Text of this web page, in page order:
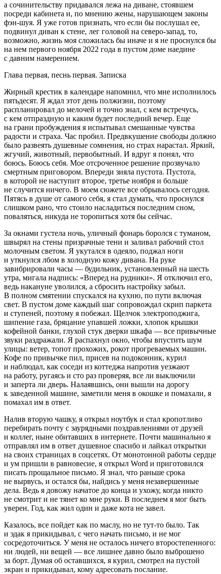
а сочинительству придавался лежа на диване, стоявшем
посреди кабинета и, по мнению жены, нарушающем законы
фэн-шуя. Я уже готов признать, что если бы послушал ее,
подвинул диван к стене, лег головой на северо-запад, то,
возможно, жизнь моя сложилась бы иначе и я не проснулся бы
на нем первого ноября 2022 года в пустом доме наедине
с давним намерением.
Глава первая, песнь первая. Записка
Жирный крестик в календаре напомнил, что мне исполнилось
пятьдесят. Я ждал этот день полжизни, поэтому
распланировал до мелочей и точно знал, с кем встречусь,
с кем отпраздную и каким будет последний вечер. Еще
на грани пробуждения я испытывал смешанные чувства
радости и страха. Час пробил. Предвкушение свободы должно
было развеять душевные сомнения, но страх нарастал. Яркий,
жгучий, животный, первобытный. И вдруг я понял, что
боюсь. Боюсь себя. Мое отсроченное решение прозвучало
смертным приговором. Впереди зияла пустота. Пустота,
в которой не наступит второе, третье ноября и больше
не случится ничего. В моем сюжете все обрывалось сегодня.
Пятясь в душе от самого себя, я стал думать, что проснулся
слишком рано, что стоило насладиться последним сном,
поваляться, никуда не торопиться хотя бы сейчас.
За окнами густела ночь, уличный фонарь боролся с туманом,
швырял на стены призрачные тени и заливал рабочий стол
молочным светом. Я укутался в одеяло, поджал ноги
и уткнулся лбом в холодную кожу дивана. На руке
завибрировали часы — будильник, установленный на шесть
утра, мигала надпись: «Вперед на рудники». Я отключил его,
ведь накануне уволился, а сбросить настройку забыл.
В полном смятении спускался на кухню, по пути включая
свет. В пустом доме каждый шаг сопровождал скрип паркета
и ступеней, поэтому я побежал. Щелчок электроподжига,
шипение газа, бряцание упавшей ложки, хлопок крышки
кофейной банки, глухой стук дверки шкафа — все привычные
звуки раздражали. Я распахнул окно, чтобы впустить шум
улицы: ветер, топот прохожих, рокот прогреваемых машин.
Кофе по привычке пил, присев на подоконник, курил
и наблюдал, как соседи из коттеджа напротив уезжают
на работу, ругаясь и сто раз проверяя, все ли выключили
и заперта ли дверь. Налаявшись, они вышли на дорогу
к заведенной машине, заметили меня в окошке и помахали, я
помахал им в ответ.
Налив вторую чашку, я открыл ноутбук и стал кропотливо
перебирать почту с заурядными поздравлениями от друзей
и коллег, ныне обитавших в интернете. Почти машинально я
отправлял им в ответ душевное спасибо и лайкал открытки
на своих страницах в соцсетях. От монотонной работы сердце
и ум пришли в равновесие, я открыл Word и приготовился
писать прощальное письмо. Я знал, что раньше срока
не вырвусь, и остался бы, найдись у меня незавершенные
дела. Ведь я довожу начатое до конца и ухожу, когда никто
не смотрит и не тянет ко мне руки. В последнем я мог быть
уверен. Год, как жил один и даже кота не завел.
Казалось, все пойдет как по маслу, но не тут-то было. Так
и эдак я прикидывал, с чего начать письмо, и не мог
сосредоточиться. У меня не осталось ничего второстепенного:
ни людей, ни вещей — все лишнее давно было выброшено
за борт. Думая об оставшихся, я курил, смотрел на пустой
экран и прикидывал, кому адресовать послание.